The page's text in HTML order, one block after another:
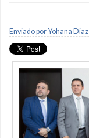
Enviado porYohana Diaz